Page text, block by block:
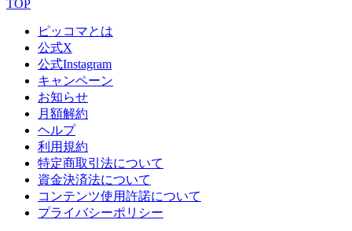
TOP
ピッコマとは
公式X
公式Instagram
キャンペーン
お知らせ
月額解約
ヘルプ
利用規約
特定商取引法について
資金決済法について
コンテンツ使用許諾について
プライバシーポリシー